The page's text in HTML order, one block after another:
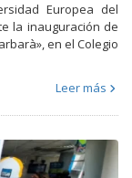
Europea del
la inauguración de
en el Colegio
Leer más